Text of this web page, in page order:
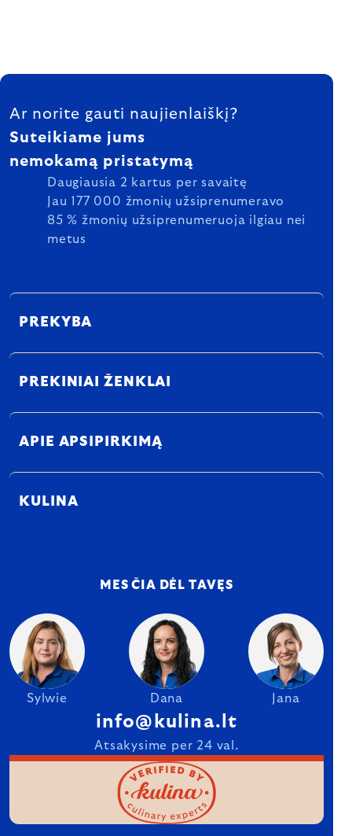
FOOTER
Ar norite gauti naujienlaiškį?
Suteikiame jums
nemokamą pristatymą
Daugiausia 2 kartus per savaitę
Jau 177 000 žmonių užsiprenumeravo
85 % žmonių užsiprenumeruoja ilgiau nei
metus
PREKYBA
PREKINIAI ŽENKLAI
APIE APSIPIRKIMĄ
KULINA
MES ČIA DĖL TAVĘS
Sylwie Dana Jana
info@kulina.lt
Atsakysime per 24 val.